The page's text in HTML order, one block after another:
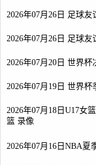
2026年07月26日 足球
2026年07月26日 足球
2026年07月20日 世界
2026年07月19日 世界
2026年07月18日U17女
篮 录像
2026年07月16日NBA